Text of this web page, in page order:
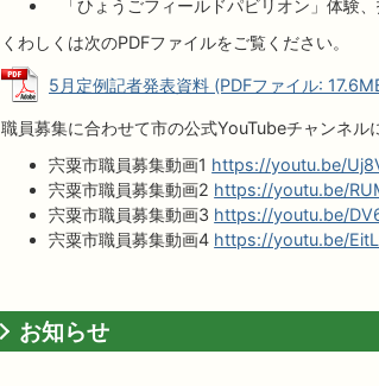
「ひょうごフィールドパビリオン」体験
くわしくは次のPDFファイルをご覧ください。
5月定例記者発表資料 (PDFファイル:
職員募集に合わせて市の公式YouTubeチャンネル
宍粟市職員募集動画1 https://youtu.be/
宍粟市職員募集動画2 https://youtu.be/
宍粟市職員募集動画3 https://youtu.be/
宍粟市職員募集動画4 https://youtu.be/
お知らせ